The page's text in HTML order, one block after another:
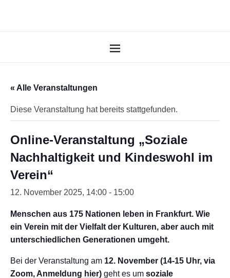
« Alle Veranstaltungen
Diese Veranstaltung hat bereits stattgefunden.
Online-Veranstaltung „Soziale
Nachhaltigkeit und Kindeswohl im
Verein“
12. November 2025, 14:00 - 15:00
Menschen aus 175 Nationen leben in Frankfurt. Wie
ein Verein mit der Vielfalt der Kulturen, aber auch mit
unterschiedlichen Generationen umgeht.
Bei der Veranstaltung am 12. November (14-15 Uhr, via
Zoom, Anmeldung hier) geht es um soziale